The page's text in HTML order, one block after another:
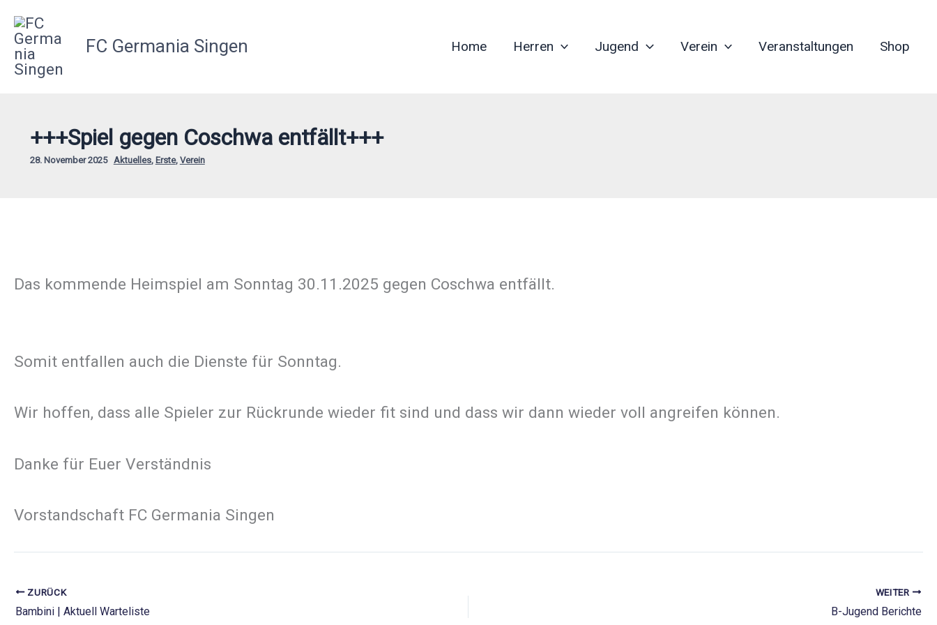
Zum
Inhalt
springen
FC Germania Singen Home Herren Jugend Verein Veranstaltungen Shop
+++Spiel gegen Coschwa entfällt+++
28. November 2025 Aktuelles, Erste, Verein
Das kommende Heimspiel am Sonntag 30.11.2025 gegen Coschwa entfällt.
Somit entfallen auch die Dienste für Sonntag.
Wir hoffen, dass alle Spieler zur Rückrunde wieder fit sind und dass wir dann wieder voll angreifen können.
Danke für Euer Verständnis
Vorstandschaft FC Germania Singen
ZURÜCK
Bambini | Aktuell Warteliste
WEITER
B-Jugend Berichte